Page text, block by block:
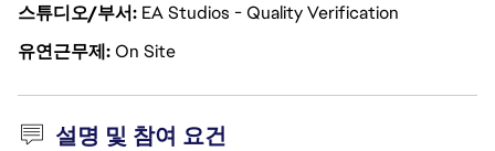
스튜디오/부서 EA Studios - Quality Verification
유연근무제On Site
설명 및 참여 요건